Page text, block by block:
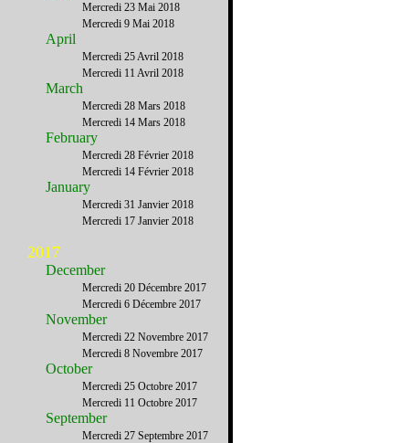
Mercredi 23 Mai 2018
Mercredi 9 Mai 2018
April
Mercredi 25 Avril 2018
Mercredi 11 Avril 2018
March
Mercredi 28 Mars 2018
Mercredi 14 Mars 2018
February
Mercredi 28 Février 2018
Mercredi 14 Février 2018
January
Mercredi 31 Janvier 2018
Mercredi 17 Janvier 2018
2017
December
Mercredi 20 Décembre 2017
Mercredi 6 Décembre 2017
November
Mercredi 22 Novembre 2017
Mercredi 8 Novembre 2017
October
Mercredi 25 Octobre 2017
Mercredi 11 Octobre 2017
September
Mercredi 27 Septembre 2017